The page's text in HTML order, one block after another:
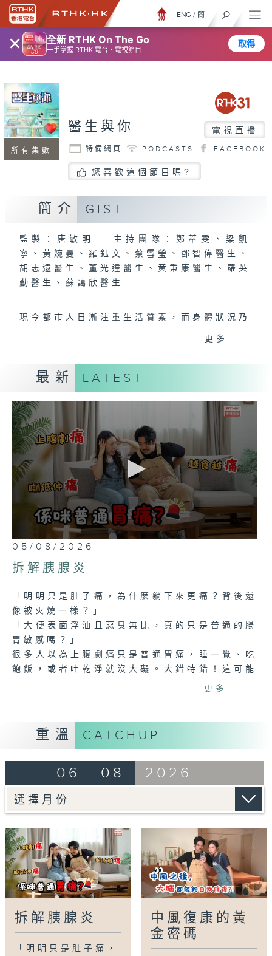
× 全新 RTHK On The Go
一手掌握 RTHK 電台、電視節目
取得
ENG / 簡
所有集數
醫生與你 電視直播
特備網頁 PODCASTS FACEBOOK
您喜歡這個節目嗎?
簡介 GIST
監製：唐敏明 主持團隊：鄭萃雯、梁凱
寧、黃婉曼、羅鈺文、蔡雪瑩、鄧智偉醫生、
胡志遠醫生、董光達醫生、黄秉康醫生、羅英
勤醫生、蘇藹欣醫生
現今都市人日漸注重生活質素，而身體狀況乃
決定一個人的生活質素水平，所以健康醫療資
方案以及預防方法等，務求令觀眾可以對各種
疾病有更深了解，以減輕對疾病的擔憂及恐
懼。
更多...
最新 LATEST
0
seconds
of
24
7
seconds
05/08/2026
拆解胰腺炎
「明明只是肚子痛，為什麼躺下來更痛？背後還
像被火燒一樣？」
「大便表面浮油且惡臭無比，真的只是普通的腸
胃敏感嗎？」
很多人以為上腹劇痛只是普通胃痛，睡一覺、吃
飽飯，或者吐乾淨就沒大礙。大錯特錯！這可能
是胰腺組織正被「自我消化」的急性胰腺炎，一
漸纖維化、硬化，導致胰腺功能不可逆損害的一
種疾病。
用秘訣，講解膽石、高血脂、酗酒等隱形發病誘
因，並解構慢性胰腺炎如何一步步引發糖尿病與
胰臟癌的連鎖反應。
主持：董光達醫生、羅鈺文
嘉賓：司徒偉基教授（港大醫學院臨床醫學學院
內科學系李國賢基金教授（腸胃學））
Tag: 胰腺炎,胃痛,上腹痛 ,背痛,嘔吐,脂肪瀉,
更多...
重溫 CATCHUP
06 - 08 2026
拆解胰腺炎
「明明只是肚子痛，
中風復康的黃
金密碼